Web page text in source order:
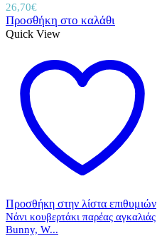
26,70€
Προσθήκη στο καλάθι
Quick View
Προσθήκη στην λίστα επιθυμιών
Νάνι κουβερτάκι παρέας αγκαλιάς
Bunny, W...